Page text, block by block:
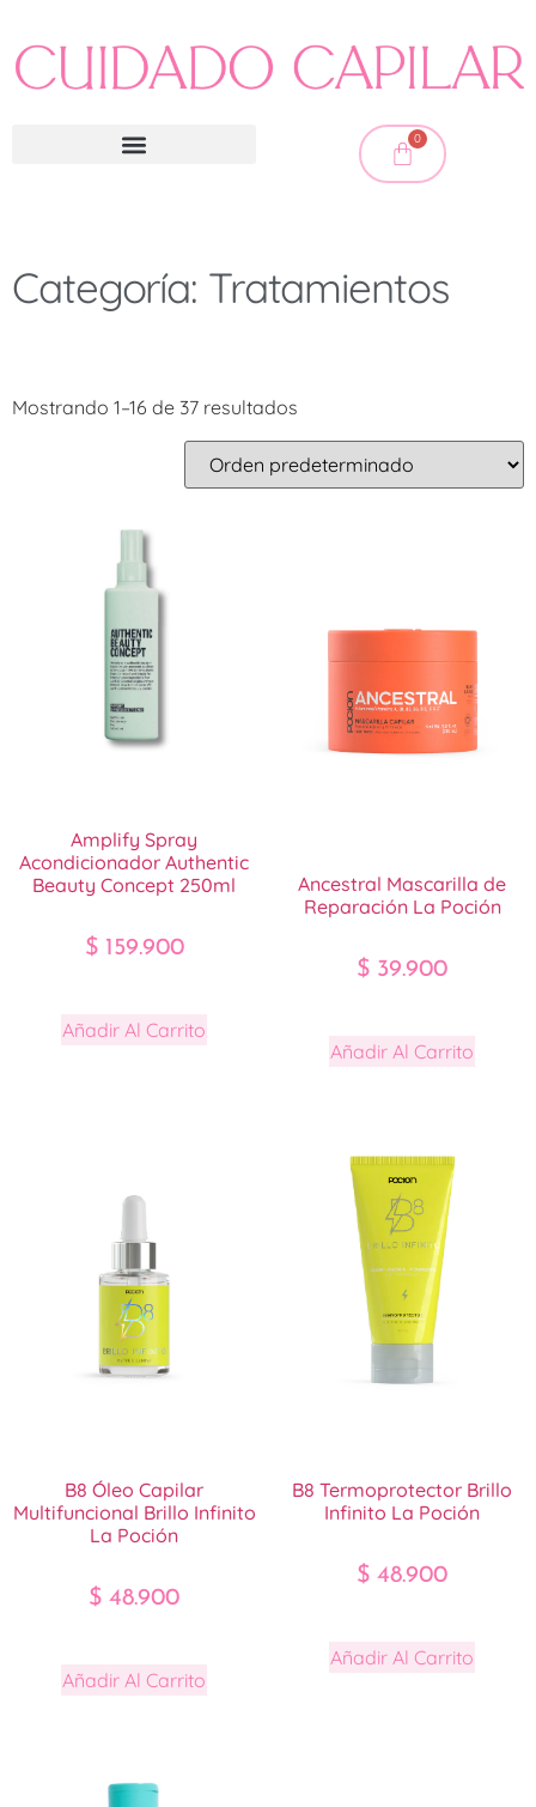
0
Categoría: Tratamientos
Mostrando 1–16 de 37 resultados
Amplify Spray
Acondicionador Authentic
Beauty Concept 250ml
$159.900
Añadir Al Carrito
Ancestral Mascarilla de
Reparación La Poción
$ 39.900
Añadir Al Carrito
B8 Óleo Capilar
Multifuncional Brillo Infinito
La Poción
$ 48.900
Añadir Al Carrito
B8 Termoprotector Brillo
Infinito La Poción
$ 48.900
Añadir Al Carrito